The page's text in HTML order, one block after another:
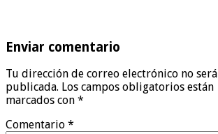
Enviar comentario
Tu dirección de correo electrónico no será
publicada. Los campos obligatorios están
marcados con *
Comentario *